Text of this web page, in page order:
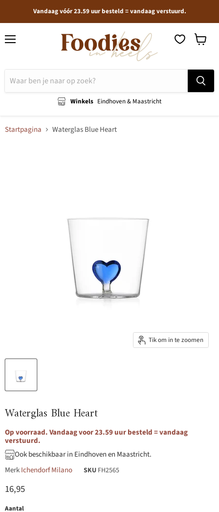
Vandaag vóór 23.59 uur besteld = vandaag verstuurd.
Winkels Eindhoven & Maastricht
Startpagina Waterglas Blue Heart
Tik om in te zoomen
Waterglas Blue Heart
Op voorraad. Vandaag voor 23.59 uur besteld = vandaag
verstuurd.
Ook beschikbaar in Eindhoven en Maastricht.
MerkIchendorf Milano SKU FH2565
Huidige prijs
16,95
Aantal